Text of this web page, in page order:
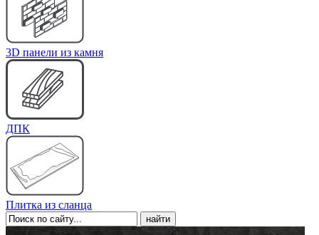
3D панели из камня
ДПК
Плитка из сланца